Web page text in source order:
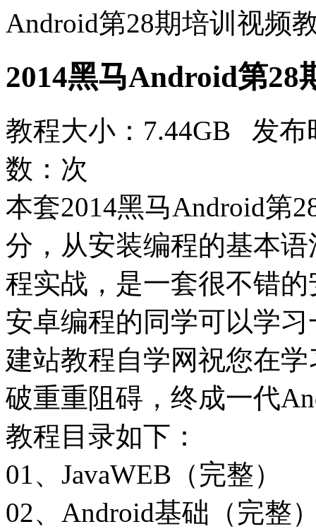
Android第28期培训视频
2014黑马Android第28
教程大小：7.44GB 发
数： 次
本套2014黑马Android第
分，从安装编程的基本
程实战，是一套很不错
安卓编程的同学可以学
建站教程自学网祝您在
破重重阻碍，终成一代
教程目录如下：
01、JavaWEB（完整）
02、Android基础（完整